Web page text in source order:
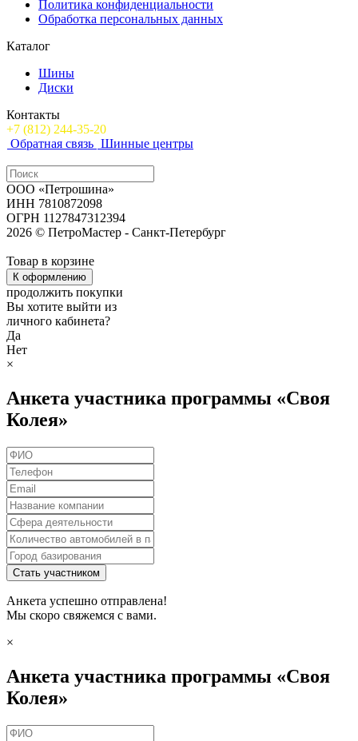
Политика конфиденциальности
Обработка персональных данных
Каталог
Шины
Диски
Контакты
+7 (812) 244-35-20
Обратная связь Шинные центры
ООО «Петрошина»
ИНН 7810872098
ОГРН 1127847312394
2026 © ПетроМастер - Санкт-Петербург
Товар в корзине
К оформлению
продолжить покупки
Вы хотите выйти из
личного кабинета?
Да
Нет
×
Анкета участника программы «Своя
Колея»
Стать участником
Анкета успешно отправлена!
Мы скоро свяжемся с вами.
×
Анкета участника программы «Своя
Колея»